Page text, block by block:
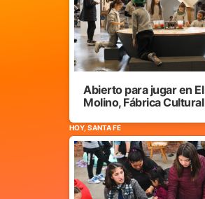
Abierto para jugar en El
Molino, Fábrica Cultural
HOY, SANTA FE